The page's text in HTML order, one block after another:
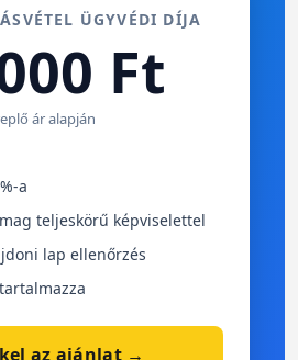
ÜGYVÉDI DÍJA
Ft
ár alapján
a
teljeskörű képviselettel
lap ellenőrzés
az ajánlat →